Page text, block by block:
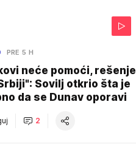
PRE 5 H
neće pomoći, rešenje
Sovilj otkrio šta je
da se Dunav oporavi
2